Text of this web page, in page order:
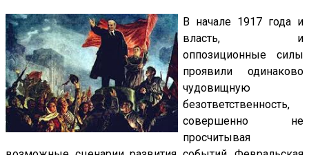
В начале 1917 года и
власть, и
оппозиционные силы
проявили одинаково
чудовищную
безответственность,
совершенно не
просчитывая